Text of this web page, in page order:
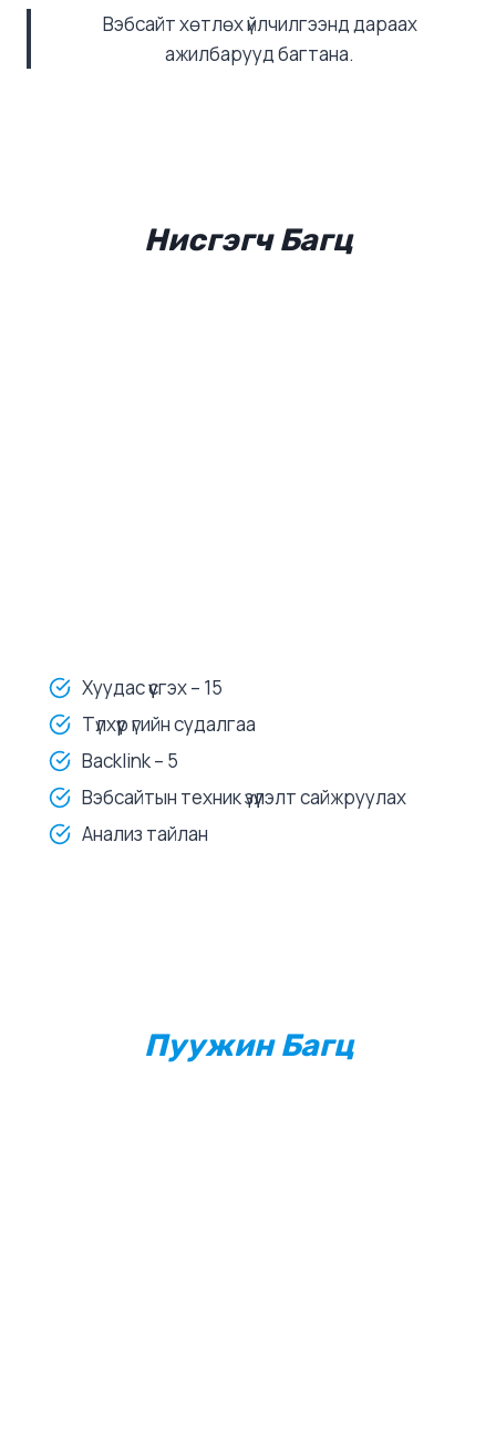
Вэбсайт хөтлөх үйлчилгээнд дараах
ажилбарууд багтана.
Нисгэгч Багц
Хуудас үүсгэх – 15
Түлхүүр үгийн судалгаа
Backlink – 5
Вэбсайтын техник үзүүлэлт сайжруулах
Анализ тайлан
Пуужин Багц